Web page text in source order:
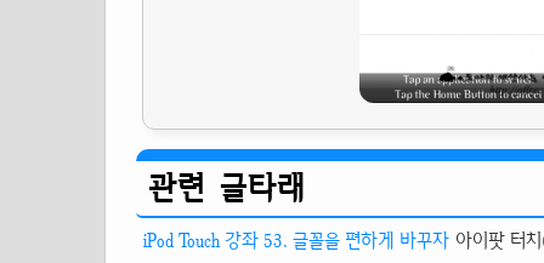
관련 글타래
iPod Touch 강좌 53. 글꼴을 편하게 바꾸자 아이팟 터